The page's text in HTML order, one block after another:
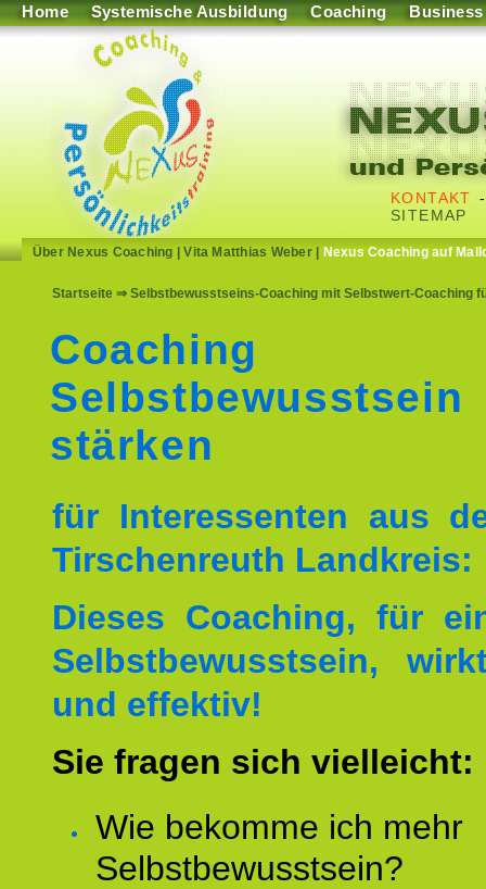
Home Systemische Ausbildung Coaching Business
KONTAKT
SITEMAP
Über Nexus Coaching |Vita Matthias Weber| Nexus Coaching auf
Startseite ⇒ Selbstbewusstseins-Coaching mit Selbstwert-Coaching
Coaching
Selbstbewusstsein
stärken
für Interessenten aus
Tirschenreuth Landkreis:
Dieses Coaching, für
Selbstbewusstsein,
und effektiv!
Sie fragen sich vielleicht:
Wie bekomme ich mehr
Selbstbewusstsein?